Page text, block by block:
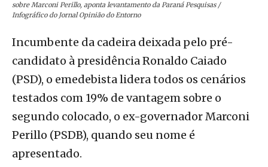
sobre Marconi Perillo, aponta levantamento da Paraná Pesquisas /
Infográfico do Jornal Opinião do Entorno
Incumbente da cadeira deixada pelo pré-
candidato à presidência Ronaldo Caiado
(PSD), o emedebista lidera todos os cenários
testados com 19% de vantagem sobre o
segundo colocado, o ex-governador Marconi
Perillo (PSDB), quando seu nome é
apresentado.